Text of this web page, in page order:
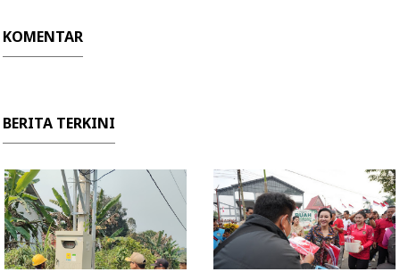
KOMENTAR
BERITA TERKINI